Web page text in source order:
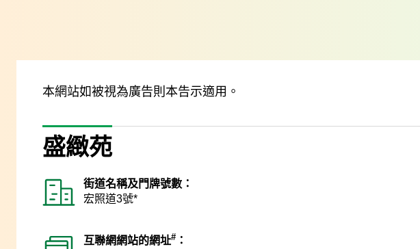
本網站如被視為廣告則本告示適用。
盛緻苑
街道名稱及門牌號數：
宏照道3號*
互聯網網站的網址# ：